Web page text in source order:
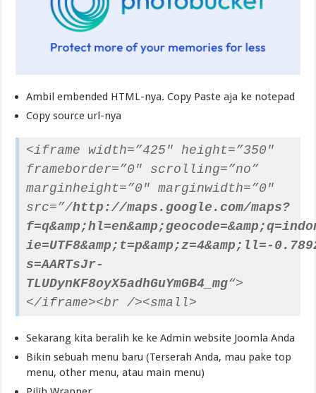
Ambil embended HTML-nya. Copy Paste aja ke notepad
Copy source url-nya
<iframe width=”425″ height=”350″
frameborder=”0″ scrolling=”no”
marginheight=”0″ marginwidth=”0″
src=”/http://maps.google.com/maps?
ie=UTF8&amp;t=p&amp;z=4&amp;ll=-
s=AARTsJr-
TLUDynKF8oyX5adhGuYmGB4_mg“>
</iframe><br /><small>
Sekarang kita beralih ke ke Admin website Joomla Anda
Bikin sebuah menu baru (Terserah Anda, mau pake top
menu, other menu, atau main menu)